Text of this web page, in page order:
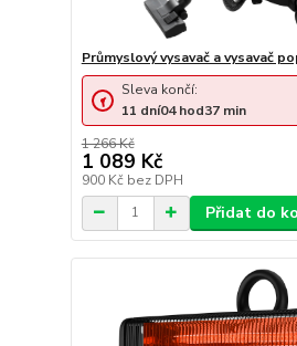
Průmyslový vysavač a vysavač
1 266 Kč
1 089 Kč
900 Kč bez DPH
Sleva končí:
11 dní04hod37 min
Přidat do